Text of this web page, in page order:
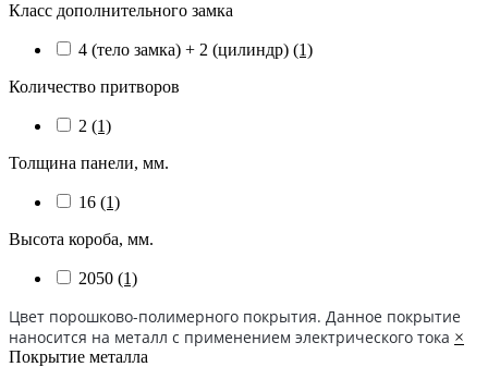
Класс дополнительного замка
4 (тело замка) + 2 (цилиндр) (1)
Количество притворов
2 (1)
Толщина панели, мм.
16 (1)
Высота короба, мм.
2050 (1)
Цвет порошково-полимерного покрытия. Данное покрытие
наносится на металл с применением электрического тока ×
Покрытие металла